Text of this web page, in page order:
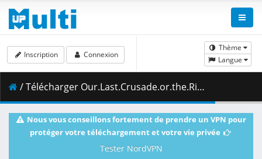
Thème
Langue
Inscription Connexion
/ Télécharger Our.Last.Crusade.or.the.Rise.of.a.New.World.S02E01.Witch.Planets.Fate.1080p.CR.WEB-DL.AAC2.0.H.264.DUAL-VARYG.mkv.003 ( 485.54 MB )
Nous vous conseillons fortement de prendre un VPN pour
protéger votre téléchargement et votre vie privée
Tester NordVPN